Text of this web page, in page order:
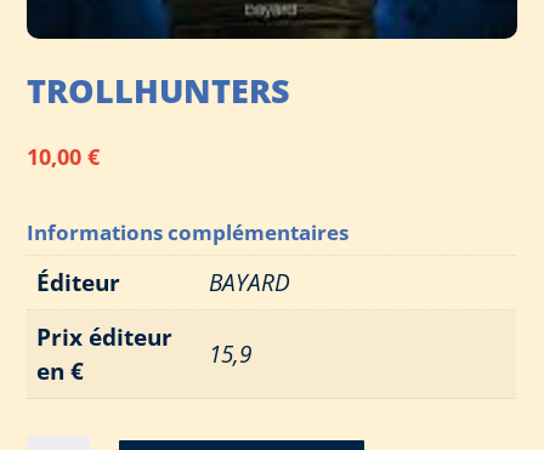
TROLLHUNTERS
10,00€
Informations complémentaires
Éditeur
BAYARD
Prix éditeur
en €
15,9